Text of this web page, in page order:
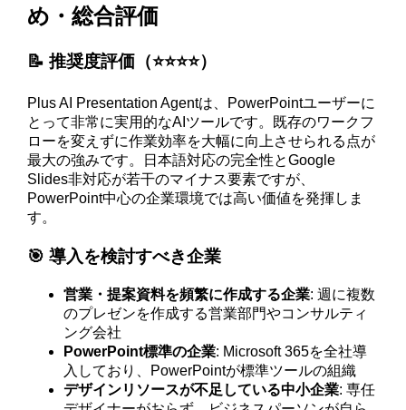
め・総合評価
📝 推奨度評価（⭐️⭐️⭐️⭐️）
Plus AI Presentation Agentは、PowerPointユーザーに
とって非常に実用的なAIツールです。既存のワークフ
ローを変えずに作業効率を大幅に向上させられる点が
最大の強みです。日本語対応の完全性とGoogle
Slides非対応が若干のマイナス要素ですが、
PowerPoint中心の企業環境では高い価値を発揮しま
す。
🎯 導入を検討すべき企業
営業・提案資料を頻繁に作成する企業: 週に複数
のプレゼンを作成する営業部門やコンサルティ
ング会社
PowerPoint標準の企業: Microsoft 365を全社導
入しており、PowerPointが標準ツールの組織
デザインリソースが不足している中小企業: 専任